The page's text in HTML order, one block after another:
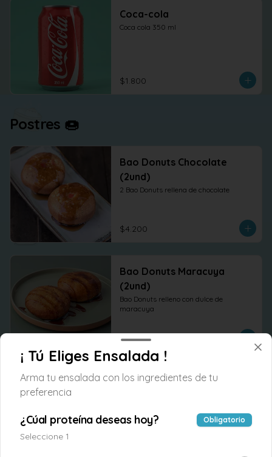
Coca-cola
Coca cola 350 ml
$1.800
Postres 🍩
Bao Donuts Chocolate
(2und)
2 Bao Donuts rellena de chocolate
$4.200
Bao Donuts Maracuya
(2und)
Bao Donuts relleno con dulce de
maracuya
$3.900
Bao donuts frambuesa
¡ Tú Eliges Ensalada !
Arma tu ensalada con los ingredientes de tu
preferencia
¿Cúal proteína deseas hoy? Obligatorio
Seleccione 1